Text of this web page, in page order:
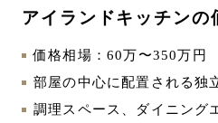
アイランドキッチンの
価格相場：60万〜350万円
部屋の中心に配置される独
調理スペース、ダイニング